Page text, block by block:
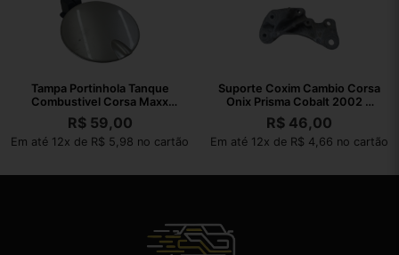
Tampa Portinhola Tanque
Combustivel Corsa Maxx
2004 A 2012
R$59,00
Em até 12x de R$ 5,98 no cartão
Suporte Coxim Cambio Corsa
Onix Prisma Cobalt 2002 A
2010
R$ 46,00
Em até 12x de R$ 4,66 no cartão